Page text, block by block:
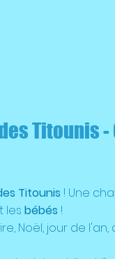
Titounis
Titounis ! Une
les bébés !
Noël, jour de l'an,